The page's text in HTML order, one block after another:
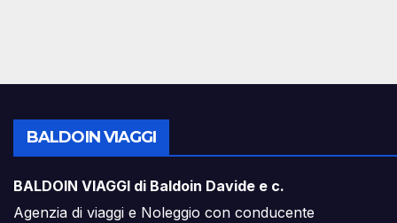
BALDOIN VIAGGI
BALDOIN VIAGGI di Baldoin Davide e c.
Agenzia di viaggi e Noleggio con conducente